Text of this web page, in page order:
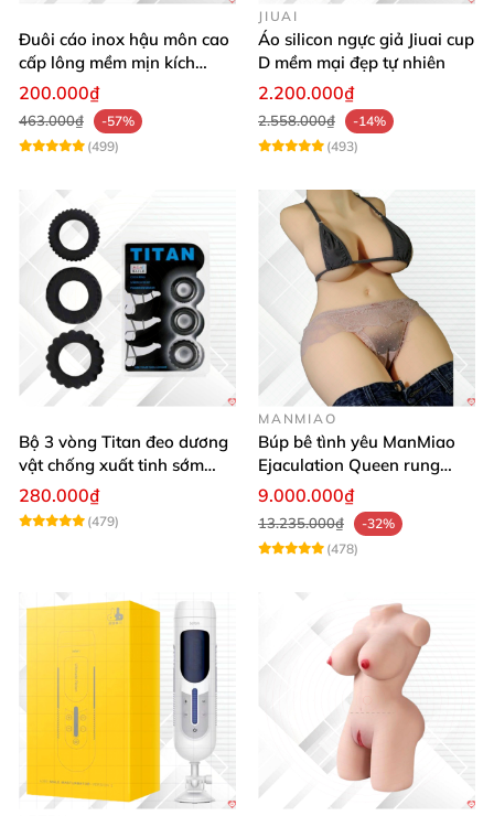
Đuôi cáo inox hậu môn cao
cấp lông mềm mịn kích
thích khoái cảm
200.000₫
463.000₫
-57%
(499)
JIUAI
Áo silicon ngực giả Jiuai cup
D mềm mại đẹp tự nhiên
2.200.000₫
2.558.000₫
-14%
(493)
Bộ 3 vòng Titan đeo dương
vật chống xuất tinh sớm
silicon y tế tăng hưng phấn
280.000₫
(479)
MANMIAO
Búp bê tình yêu ManMiao
Ejaculation Queen rung
cảm biến sưởi ấm phun
nước thông minh
9.000.000₫
13.235.000₫
-32%
(478)